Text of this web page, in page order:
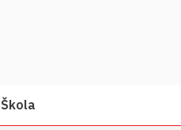
Škola